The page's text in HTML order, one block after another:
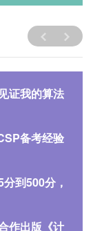
证我的算法
备考经验
到500分，
作出版《计